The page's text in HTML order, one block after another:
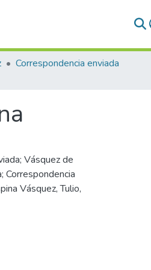
Correspondencia enviada
Vásquez de
Vásquez, Tulio,